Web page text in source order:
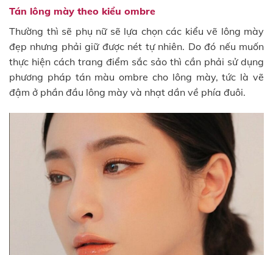
Tán lông mày theo kiểu ombre
Thường thì sẽ phụ nữ sẽ lựa chọn các kiểu vẽ lông mày
đẹp nhưng phải giữ được nét tự nhiên. Do đó nếu muốn
thực hiện cách trang điểm sắc sảo thì cần phải sử dụng
phương pháp tán màu ombre cho lông mày, tức là vẽ
đậm ở phần đầu lông mày và nhạt dần về phía đuôi.